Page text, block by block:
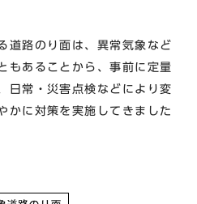
道路のり面は、異常気象など
もあることから、事前に定量
日常・災害点検などにより変
かに対策を実施してきました